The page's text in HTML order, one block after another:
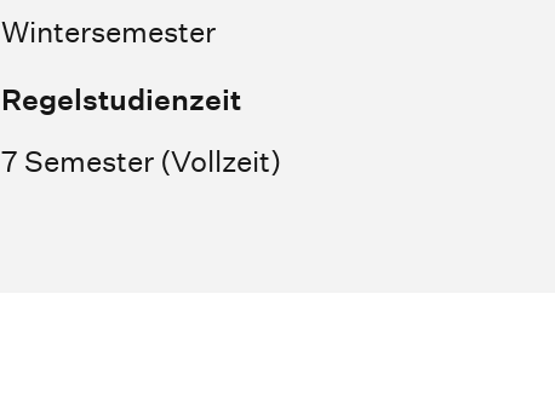
Wintersemester
Regelstudienzeit
7 Semester (Vollzeit)